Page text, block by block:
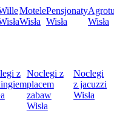
Motele
Wisła
Pensjonaty
Wisła
Wisła
z Noclegi z
placem
zabaw
Wisła
Noclegi
z jacuzzi
Wisła